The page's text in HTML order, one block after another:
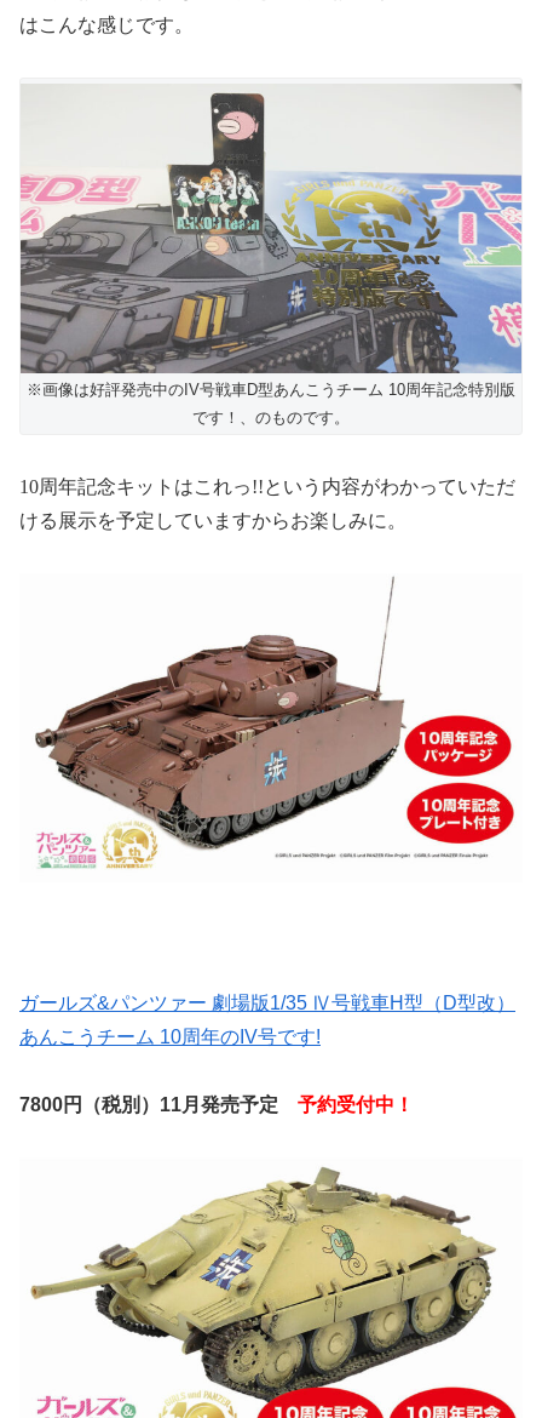
はこんな感じです。
※画像は好評発売中のIV号戦車D型あんこうチーム 10周年記念特別版
です！、のものです。
10周年記念キットはこれっ!!という内容がわかっていただ
ける展示を予定していますからお楽しみに。
ガールズ&パンツァー 劇場版1/35 Ⅳ号戦車H型（D型改）
あんこうチーム 10周年のIV号です!
7800円（税別）11月発売予定 予約受付中！